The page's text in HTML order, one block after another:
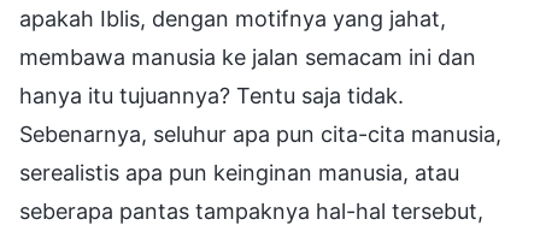
apakah Iblis, dengan motifnya yang jahat,
membawa manusia ke jalan semacam ini dan
hanya itu tujuannya? Tentu saja tidak.
Sebenarnya, seluhur apa pun cita-cita manusia,
serealistis apa pun keinginan manusia, atau
seberapa pantas tampaknya hal-hal tersebut,